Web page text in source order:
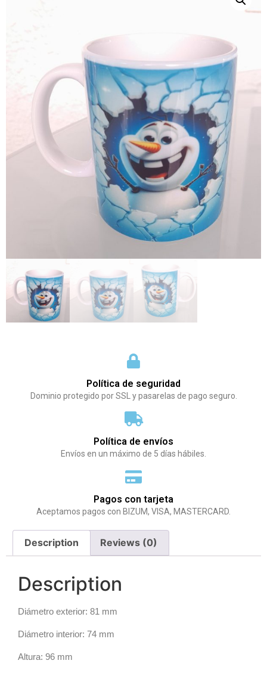
Política de seguridad
Dominio protegido por SSL y pasarelas de pago seguro.
Política de envíos
Envíos en un máximo de 5 días hábiles.
Pagos con tarjeta
Aceptamos pagos con BIZUM, VISA, MASTERCARD.
Description Reviews (0)
Description
Diámetro exterior: 81 mm
Diámetro interior: 74 mm
Altura: 96 mm